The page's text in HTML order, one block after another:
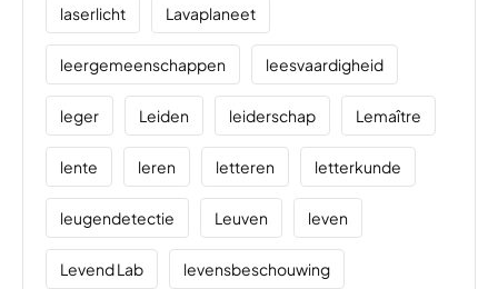
laserlicht Lavaplaneet
leergemeenschappen leesvaardigheid
leger Leiden leiderschap Lemaître
lente leren letteren letterkunde
leugendetectie Leuven leven
Levend Lab levensbeschouwing